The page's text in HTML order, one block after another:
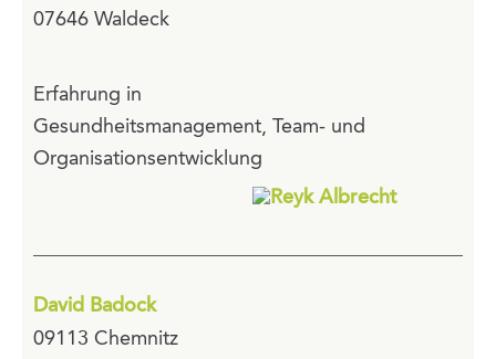
07646 Waldeck
Erfahrung in
Gesundheitsmanagement, Team- und
Organisationsentwicklung
David Badock
09113 Chemnitz